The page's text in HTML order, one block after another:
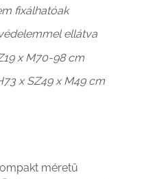
fixálhatóak
ellátva
x M70-98 cm
x SZ49 x M49 cm
méretű